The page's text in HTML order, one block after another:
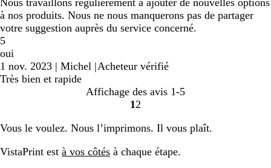
à nos produits. Nous ne nous manquerons pas de partager
votre suggestion auprès du service concerné.
5
oui
1 nov. 2023 | Michel |Acheteur vérifié
Très bien et rapide
Affichage des avis 1-5
Accéder
la
page
1 Accéder
la
page
2
Vous le voulez. Nous l’imprimons. Il vous plaît.
VistaPrint est à vos côtés à chaque étape.